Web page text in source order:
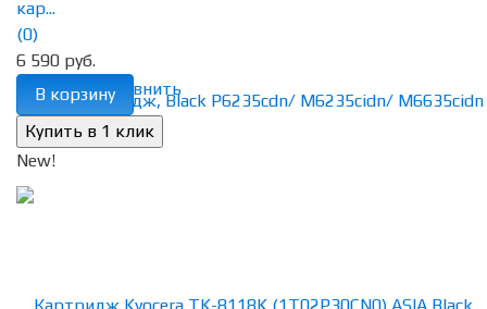
избранное сравнить
кар...
(0)
6 590 руб.
В корзину
New!